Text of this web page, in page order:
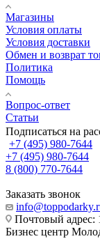
Магазины
Условия оплаты
Условия доставки
Обмен и возврат
Политика
Помощь
Вопрос-ответ
Статьи
Подписаться на
+7 (495) 980-7644
+7 (495) 980-7644
8 (800) 770-7644
Заказать звонок
Почтовый адрес:
Бизнес центр